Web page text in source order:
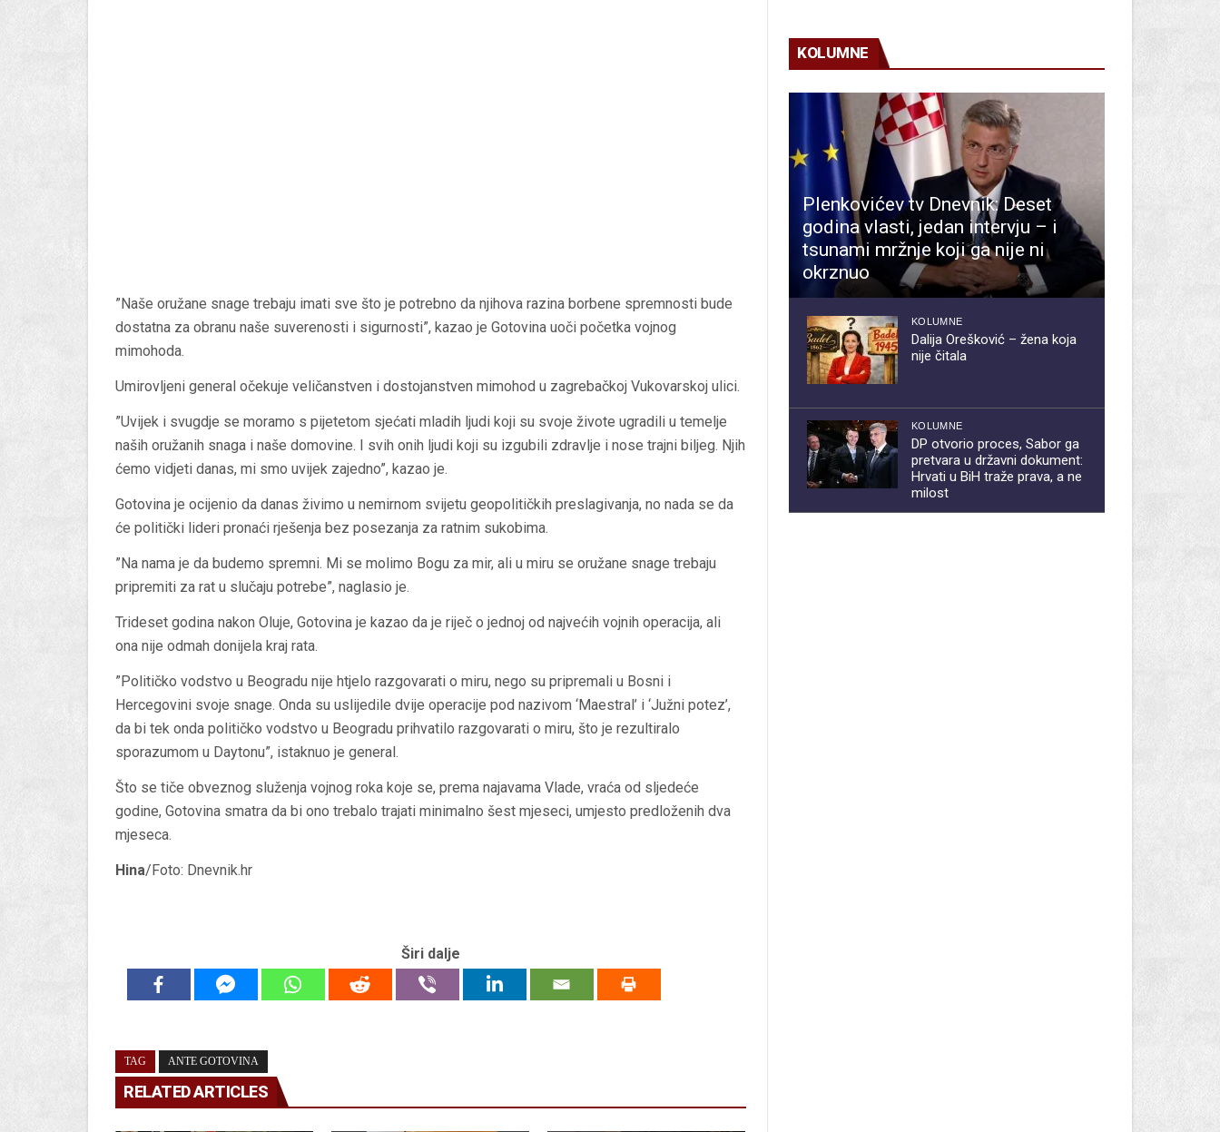
”Naše oružane snage trebaju imati sve što je potrebno da njihova razina borbene spremnosti bude
dostatna za obranu naše suverenosti i sigurnosti”, kazao je Gotovina uoči početka vojnog
mimohoda.
Umirovljeni general očekuje veličanstven i dostojanstven mimohod u zagrebačkoj Vukovarskoj ulici.
”Uvijek i svugdje se moramo s pijetetom sjećati mladih ljudi koji su svoje živote ugradili u temelje
naših oružanih snaga i naše domovine. I svih onih ljudi koji su izgubili zdravlje i nose trajni biljeg. Njih
ćemo vidjeti danas, mi smo uvijek zajedno”, kazao je.
Gotovina je ocijenio da danas živimo u nemirnom svijetu geopolitičkih preslagivanja, no nada se da
će politički lideri pronaći rješenja bez posezanja za ratnim sukobima.
”Na nama je da budemo spremni. Mi se molimo Bogu za mir, ali u miru se oružane snage trebaju
pripremiti za rat u slučaju potrebe”, naglasio je.
Trideset godina nakon Oluje, Gotovina je kazao da je riječ o jednoj od najvećih vojnih operacija, ali
ona nije odmah donijela kraj rata.
”Političko vodstvo u Beogradu nije htjelo razgovarati o miru, nego su pripremali u Bosni i
Hercegovini svoje snage. Onda su uslijedile dvije operacije pod nazivom ‘Maestral’ i ‘Južni potez’,
da bi tek onda političko vodstvo u Beogradu prihvatilo razgovarati o miru, što je rezultiralo
sporazumom u Daytonu”, istaknuo je general.
Što se tiče obveznog služenja vojnog roka koje se, prema najavama Vlade, vraća od sljedeće
godine, Gotovina smatra da bi ono trebalo trajati minimalno šest mjeseci, umjesto predloženih dva
mjeseca.
Hina/Foto: Dnevnik.hr
Širi dalje
TAG ANTE GOTOVINA
RELATED ARTICLES
KOLUMNE
Plenkovićev tv Dnevnik: Deset
godina vlasti, jedan intervju – i
tsunami mržnje koji ga nije ni
okrznuo
KOLUMNE
Dalija Orešković – žena koja
nije čitala
KOLUMNE
DP otvorio proces, Sabor ga
pretvara u državni dokument:
Hrvati u BiH traže prava, a ne
milost